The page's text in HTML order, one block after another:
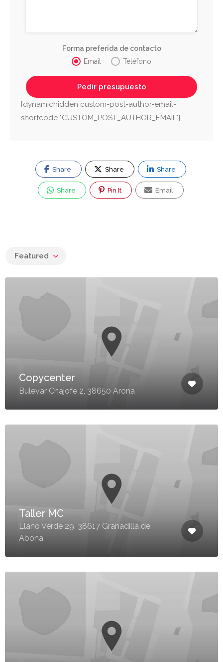
Forma preferida de contacto
Email
Teléfono
[dynamichidden custom-post-author-email-
shortcode "CUSTOM_POST_AUTHOR_EMAIL"]
Share Share Share
Share Pin It Email
Featured
Copycenter
Bulevar Chajofe 2, 38650 Arona
Taller MC
Llano Verde 29, 38617 Granadilla de
Abona